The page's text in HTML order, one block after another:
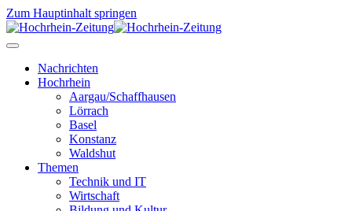
Zum Hauptinhalt springen
Nachrichten
Hochrhein
Aargau/Schaffhausen
Lörrach
Basel
Konstanz
Waldshut
Themen
Technik und IT
Wirtschaft